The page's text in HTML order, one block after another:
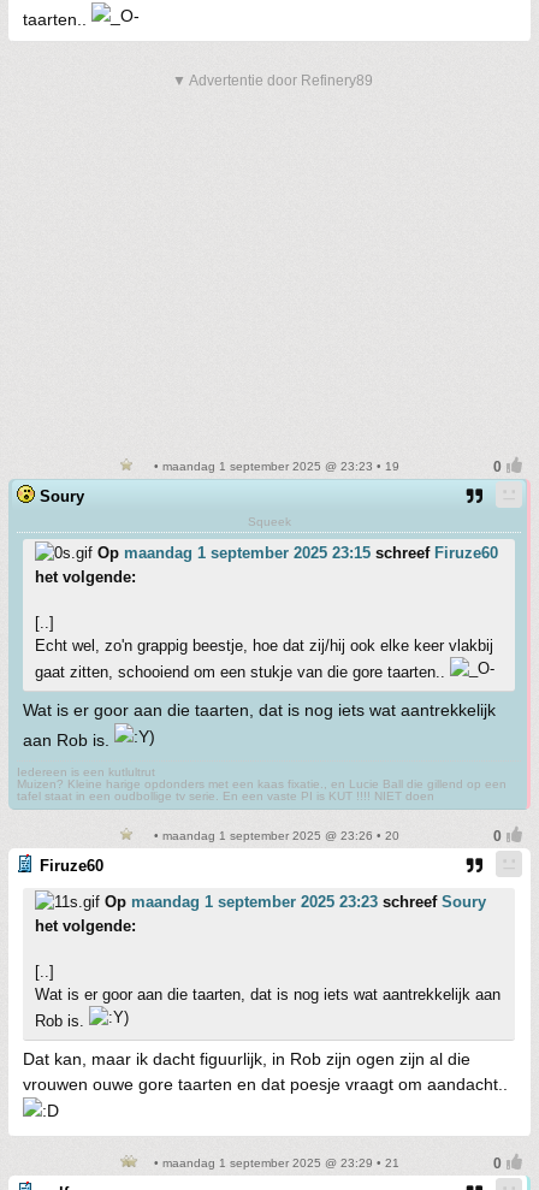
taarten..
▼ Advertentie door Refinery89
• maandag 1 september 2025 @ 23:23 • 19
Soury
Squeek
Op maandag 1 september 2025 23:15 schreef Firuze60
het volgende:
[..]
Echt wel, zo'n grappig beestje, hoe dat zij/hij ook elke keer vlakbij
gaat zitten, schooiend om een stukje van die gore taarten..
Wat is er goor aan die taarten, dat is nog iets wat aantrekkelijk
aan Rob is.
Iedereen is een kutlultrut
Muizen? Kleine harige opdonders met een kaas fixatie., en Lucie Ball die gillend op een
tafel staat in een oudbollige tv serie. En een vaste PI is KUT !!!! NIET doen
• maandag 1 september 2025 @ 23:26 • 20
Firuze60
Op maandag 1 september 2025 23:23 schreef Soury
het volgende:
[..]
Wat is er goor aan die taarten, dat is nog iets wat aantrekkelijk aan
Rob is.
Dat kan, maar ik dacht figuurlijk, in Rob zijn ogen zijn al die
vrouwen ouwe gore taarten en dat poesje vraagt om aandacht..
• maandag 1 september 2025 @ 23:29 • 21